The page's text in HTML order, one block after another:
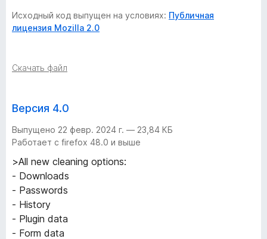
Исходный код выпущен на условиях: Публичная
лицензия Mozilla 2.0
Скачать файл
Версия 4.0
Выпущено 22 февр. 2024 г. — 23,84 КБ
Работает с firefox 48.0 и выше
>All new cleaning options:
- Downloads
- Passwords
- History
- Plugin data
- Form data